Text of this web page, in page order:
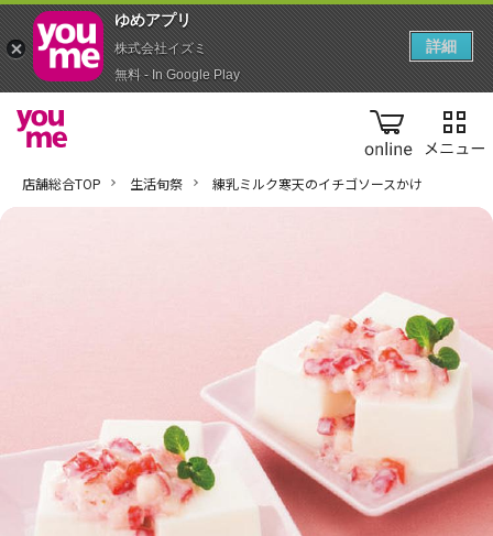
online
店舗総合TOP 生活旬祭 練乳ミルク寒天のイチゴソースかけ
ゆめアプ‪リ‬
株式会社イズミ
無料 - In Google Play
詳細